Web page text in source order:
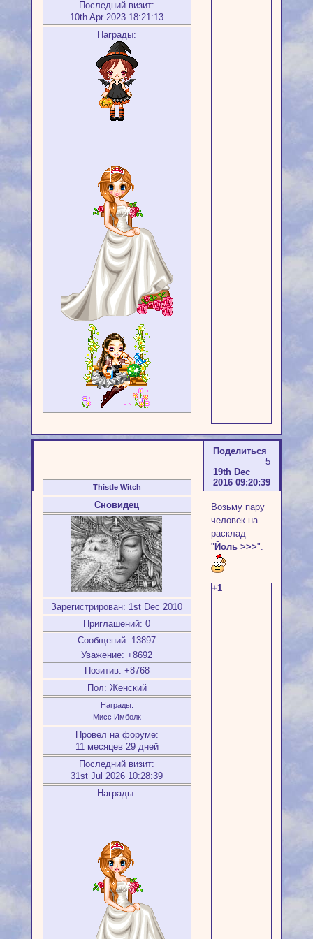
Последний визит:
10th Apr 2023 18:21:13
Награды:
Поделиться
5
19th Dec
2016 09:20:39
Thistle Witch
Сновидец
Зарегистрирован: 1st Dec 2010
Приглашений: 0
Сообщений: 13897
Уважение: +8692
Позитив: +8768
Пол: Женский
Награды:
Мисс Имболк
Провел на форуме:
11 месяцев 29 дней
Последний визит:
31st Jul 2026 10:28:39
Награды:
Возьму пару
человек на
расклад
" Йоль >>>".
+1